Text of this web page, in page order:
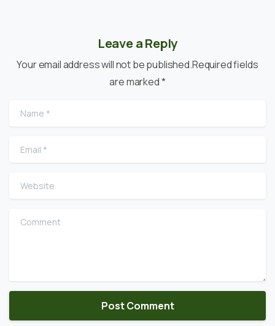
Leave a Reply
Your email address will not be published.Required fields
are marked *
Name
Email
Website
Comment